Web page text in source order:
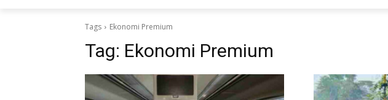
Tags Ekonomi Premium
Tag: Ekonomi Premium